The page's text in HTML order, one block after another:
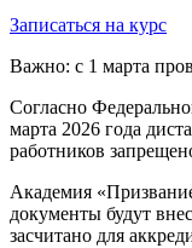
Записаться на курс
Важно: с 1 марта
Согласно
марта 2026 года
работников
Академия
документы будут
засчитано для